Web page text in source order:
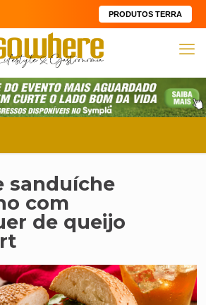
PRODUTOS TERRA
sanduíche
com
de queijo